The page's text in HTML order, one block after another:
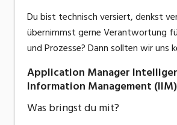
Du bist technisch versiert, denkst
übernimmst gerne Verantwortung
und Prozesse? Dann sollten wir uns
Application Manager
Information Management
Was bringst du mit?